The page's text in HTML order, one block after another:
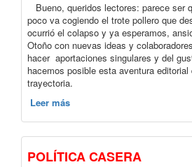
Bueno, queridos lectores: parece ser
poco va cogiendo el trote pollero que
ocurrió el colapso y ya esperamos,
Otoño con nuevas ideas y
hacer aportaciones singulares y del
hacemos posible esta aventura
trayectoria.
Leer más
POLÍTICA CASERA